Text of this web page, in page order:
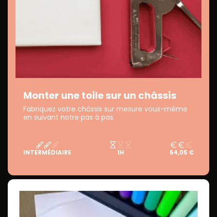
Monter une toile sur un châssis
Fabriquez votre châssis sur mesure vous-même
en suivant notre pas à pas.
INTERMÉDIAIRE 1H 54,05 €